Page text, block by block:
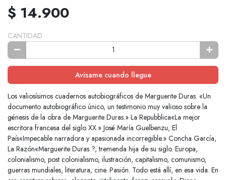
$ 14.900
CANTIDAD
Avísame cuando llegue
Los valiosísimos cuadernos autobiográficos de Marguerite Duras. «Un
documento autobiográfico único, un testimonio muy valioso sobre la
génesis de la obra de Marguerite Duras.» La Repubblica«La mejor
escritora francesa del siglo XX.» José María Guelbenzu, El
País«Impecable narradora y apasionada incorregible.» Concha García,
La Razón«Marguerite Duras ?, tremenda hija de su siglo. Europa,
colonialismo, post colonialismo, ilustración, capitalismo, comunismo,
guerras mundiales, literatura, cine. Pasión. Todo está allí, en esa vida. En